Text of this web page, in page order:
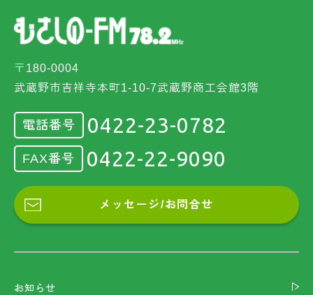
〒180-0004
武蔵野市吉祥寺本町1-10-7武蔵野商工会館3階
電話番号 0422-23-0782
FAX番号 0422-22-9090
メッセージ/お問合せ
お知らせ